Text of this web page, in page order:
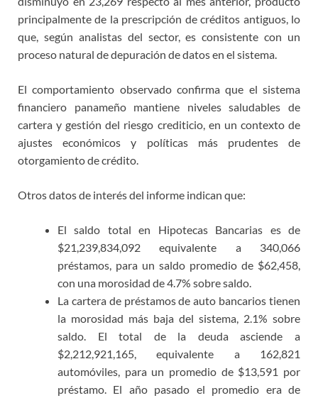
principalmente de la prescripción de créditos antiguos, lo
que, según analistas del sector, es consistente con un
proceso natural de depuración de datos en el sistema.
El comportamiento observado confirma que el sistema
financiero panameño mantiene niveles saludables de
cartera y gestión del riesgo crediticio, en un contexto de
ajustes económicos y políticas más prudentes de
otorgamiento de crédito.
Otros datos de interés del informe indican que:
El saldo total en Hipotecas Bancarias es de
$21,239,834,092 equivalente a 340,066
préstamos, para un saldo promedio de $62,458,
con una morosidad de 4.7% sobre saldo.
La cartera de préstamos de auto bancarios tienen
la morosidad más baja del sistema, 2.1% sobre
saldo. El total de la deuda asciende a
$2,212,921,165, equivalente a 162,821
automóviles, para un promedio de $13,591 por
préstamo. El año pasado el promedio era de